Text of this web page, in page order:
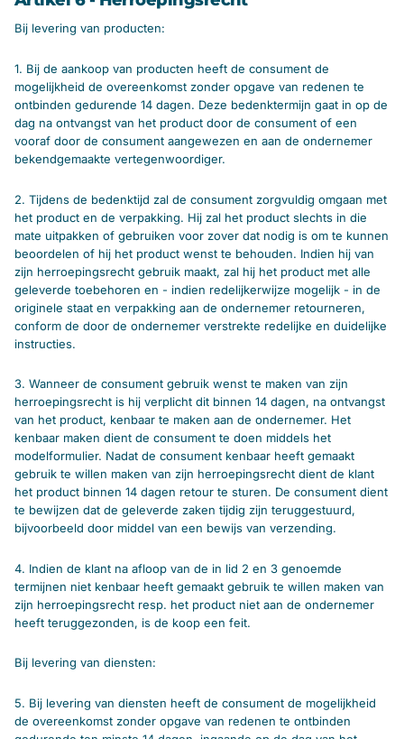
Bij levering van producten:
1. Bij de aankoop van producten heeft de consument de
mogelijkheid de overeenkomst zonder opgave van redenen te
ontbinden gedurende 14 dagen. Deze bedenktermijn gaat in op de
dag na ontvangst van het product door de consument of een
vooraf door de consument aangewezen en aan de ondernemer
bekendgemaakte vertegenwoordiger.
2. Tijdens de bedenktijd zal de consument zorgvuldig omgaan met
het product en de verpakking. Hij zal het product slechts in die
mate uitpakken of gebruiken voor zover dat nodig is om te kunnen
beoordelen of hij het product wenst te behouden. Indien hij van
zijn herroepingsrecht gebruik maakt, zal hij het product met alle
geleverde toebehoren en - indien redelijkerwijze mogelijk - in de
originele staat en verpakking aan de ondernemer retourneren,
conform de door de ondernemer verstrekte redelijke en duidelijke
instructies.
3. Wanneer de consument gebruik wenst te maken van zijn
herroepingsrecht is hij verplicht dit binnen 14 dagen, na ontvangst
van het product, kenbaar te maken aan de ondernemer. Het
kenbaar maken dient de consument te doen middels het
modelformulier. Nadat de consument kenbaar heeft gemaakt
gebruik te willen maken van zijn herroepingsrecht dient de klant
het product binnen 14 dagen retour te sturen. De consument dient
te bewijzen dat de geleverde zaken tijdig zijn teruggestuurd,
bijvoorbeeld door middel van een bewijs van verzending.
4. Indien de klant na afloop van de in lid 2 en 3 genoemde
termijnen niet kenbaar heeft gemaakt gebruik te willen maken van
zijn herroepingsrecht resp. het product niet aan de ondernemer
heeft teruggezonden, is de koop een feit.
Bij levering van diensten:
5. Bij levering van diensten heeft de consument de mogelijkheid
de overeenkomst zonder opgave van redenen te ontbinden